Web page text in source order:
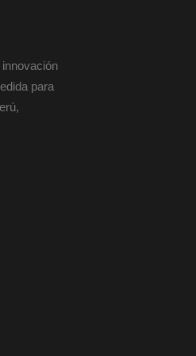
para